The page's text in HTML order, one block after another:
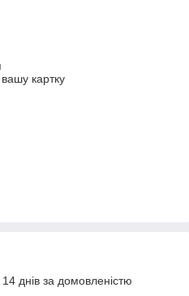
картку
днів за домовленістю